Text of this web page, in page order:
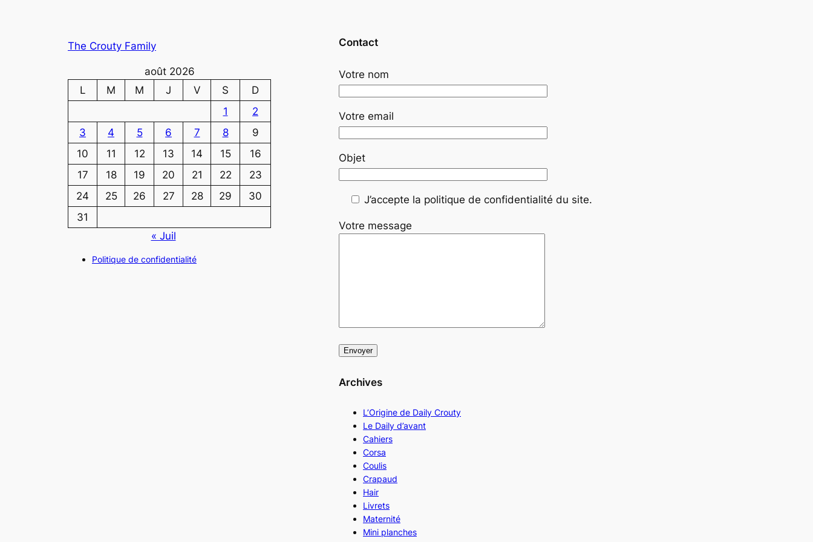
The Crouty Family
août 2026
L
M M J V S
D
1
2
3
4 5 6 7 8
9
10
11 12 13 14 15
16
17
18 19 20 21 22
23
24
25 26 27 28 29
30
31
« Juil
Politique de confidentialité
Contact
Votre nom
Votre email
Objet
J’accepte la politique de confidentialité du site.
Votre message
Archives
L’Origine de Daily Crouty
Le Daily d’avant
Cahiers
Corsa
Coulis
Crapaud
Hair
Livrets
Maternité
Mini planches